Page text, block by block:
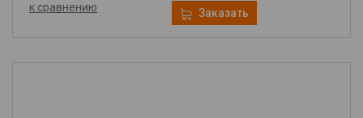
к сравнению Заказать